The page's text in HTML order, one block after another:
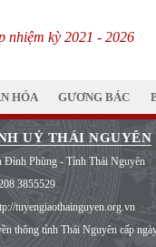
nhiệm kỳ 2021 - 2026
HÓA GƯƠNG BÁC
UỶ THÁI NGUYÊN
Đình Phùng - Tỉnh Thái Nguyên
3855529
tuyengiaothainguyen.org.vn
thông tỉnh Thái Nguyên cấp